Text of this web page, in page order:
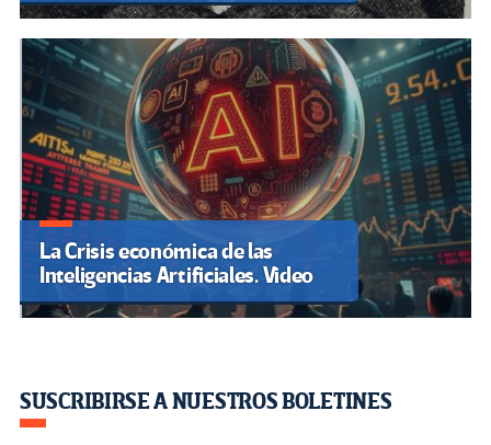
La Crisis económica de las
Inteligencias Artificiales. Video
SUSCRIBIRSE A NUESTROS BOLETINES